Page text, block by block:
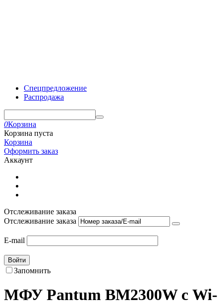
Спецпредложение
Распродажа
0Корзина
Корзина пуста
Корзина
Оформить заказ
Аккаунт
Отслеживание заказа
Отслеживание заказа
E-mail
Войти
Запомнить
МФУ Pantum BM2300W с Wi-